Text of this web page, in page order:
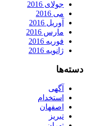
جولای 2016
می 2016
آوریل 2016
مارس 2016
فوریه 2016
ژانویه 2016
دسته‌ها
آگهی
استخدام
اصفهان
تبریز